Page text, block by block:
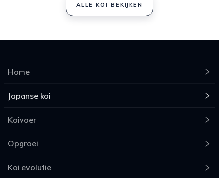
ALLE KOI BEKIJKEN
Home
Japanse koi
Koivoer
Opgroei
Koi evolutie